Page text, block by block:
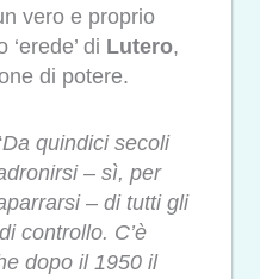
vero e proprio
di Lutero,
di potere.
Da quindici secoli
– sì, per
– di tutti gli
controllo. C’è
dopo il 1950 il